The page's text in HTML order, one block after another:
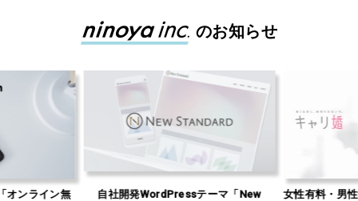
のお知らせ
オンライン無
自社開発WordPressテーマ「New
女性有料・男